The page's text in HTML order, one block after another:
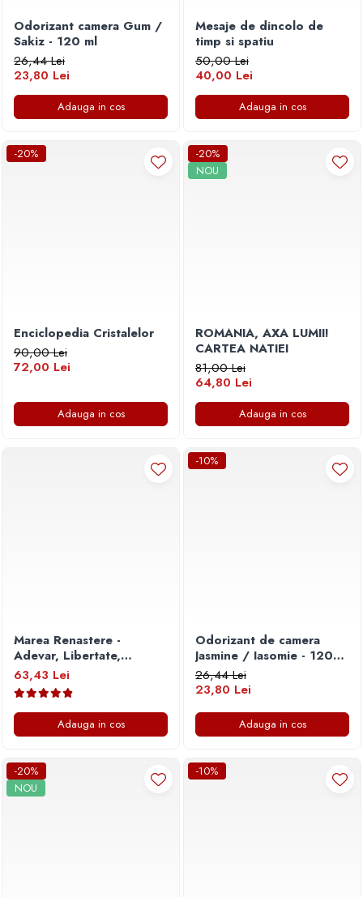
Odorizant camera Gum /
Sakiz - 120 ml
26,44 Lei
23,80 Lei
Adauga in cos
Mesaje de dincolo de
timp si spatiu
50,00 Lei
40,00 Lei
Adauga in cos
-20%
Enciclopedia Cristalelor
90,00 Lei
72,00 Lei
Adauga in cos
-20%
NOU
ROMANIA, AXA LUMII!
CARTEA NATIEI
81,00 Lei
64,80 Lei
Adauga in cos
Marea Renastere -
Adevar, Libertate,
Suveranitate
63,43 Lei
Adauga in cos
-10%
Odorizant de camera
Jasmine / Iasomie - 120
ml
26,44 Lei
23,80 Lei
Adauga in cos
-20%
NOU
-10%